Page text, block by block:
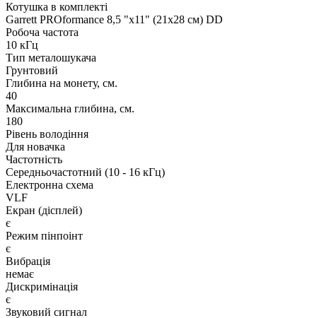
Котушка в комплекті
Garrett PROformance 8,5 "х11" (21х28 см) DD
Робоча частота
10 кГц
Тип металошукача
Грунтовий
Глибина на монету, см.
40
Максимальна глибина, см.
180
Рівень володіння
Для новачка
Частотність
Середньочастотний (10 - 16 кГц)
Електронна схема
VLF
Екран (дісплей)
є
Режим пінпоінт
є
Вибрація
немає
Дискримінація
є
Звуковий сигнал